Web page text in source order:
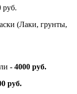
руб.
(Лаки, грунты,
- 4000 руб.
руб.